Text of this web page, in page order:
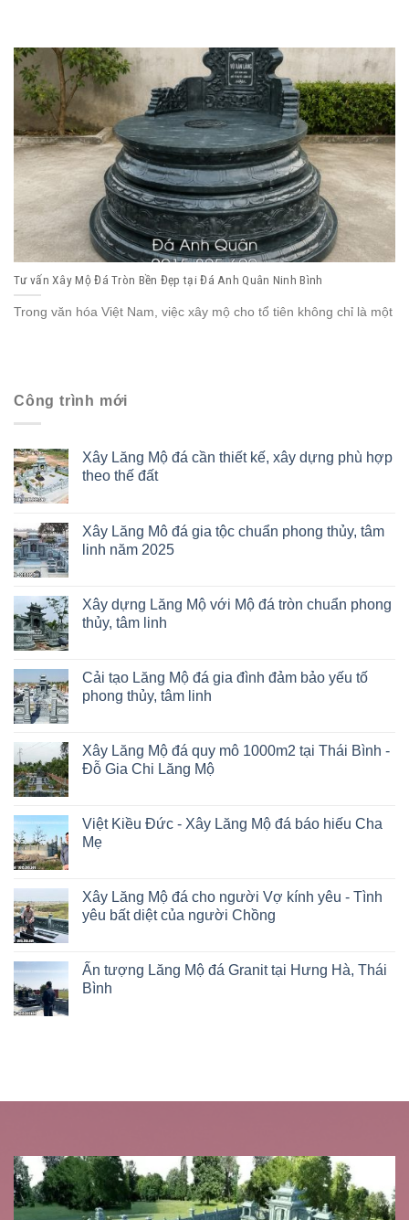
Tư vấn Xây Mộ Đá Tròn Bền Đẹp tại Đá Anh Quân Ninh Bình
Trong văn hóa Việt Nam, việc xây mộ cho tổ tiên không chỉ là một
Công trình mới
Xây Lăng Mộ đá cần thiết kế, xây dựng phù hợp
theo thế đất
Xây Lăng Mô đá gia tộc chuẩn phong thủy, tâm
linh năm 2025
Xây dựng Lăng Mộ với Mộ đá tròn chuẩn phong
thủy, tâm linh
Cải tạo Lăng Mộ đá gia đình đảm bảo yếu tố
phong thủy, tâm linh
Xây Lăng Mộ đá quy mô 1000m2 tại Thái Bình -
Đỗ Gia Chi Lăng Mộ
Việt Kiều Đức - Xây Lăng Mộ đá báo hiếu Cha
Mẹ
Xây Lăng Mộ đá cho người Vợ kính yêu - Tình
yêu bất diệt của người Chồng
Ấn tượng Lăng Mộ đá Granit tại Hưng Hà, Thái
Bình